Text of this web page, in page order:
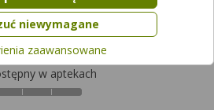
od apteki
w aptekach
zgody jest dobrowolne, a wyrażoną
chwili cofnąć, możesz też wycofać
Twoich danych tylko w niektórych
się więcej lub chcesz
szczegółową, to możesz tego
zaawansowanych”.
niewymagane
zaawansowane